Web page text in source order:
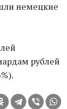
немецкие
рублей